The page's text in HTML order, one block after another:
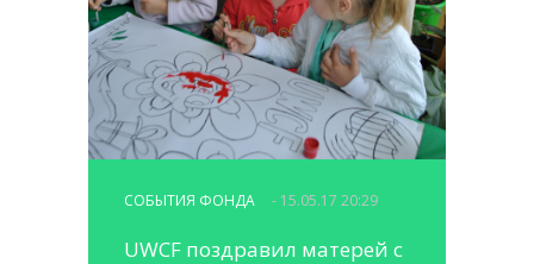
СОБЫТИЯ ФОНДА - 15.05.17 20:29
UWCF поздравил матерей с